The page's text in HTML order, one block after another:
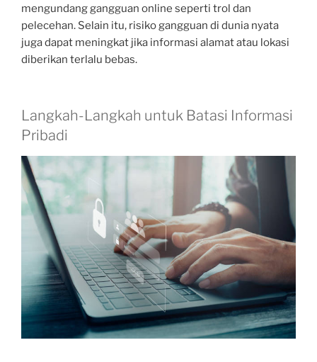
mengundang gangguan online seperti trol dan
pelecehan. Selain itu, risiko gangguan di dunia nyata
juga dapat meningkat jika informasi alamat atau lokasi
diberikan terlalu bebas.
Langkah-Langkah untuk Batasi Informasi
Pribadi